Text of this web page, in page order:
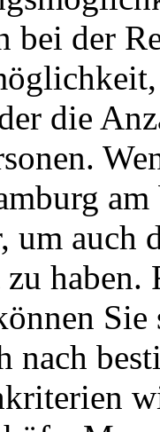
bei der
die
um auch
haben.
nach